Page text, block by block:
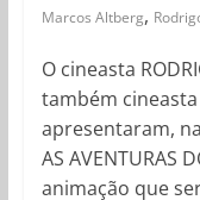
Marcos Altberg,
O cineasta
também cineasta
apresentaram,
AS AVENTURAS
animação que